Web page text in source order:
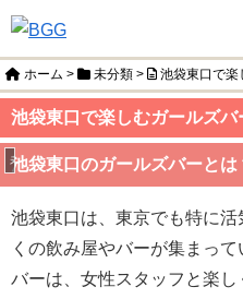
ホーム > 未分類 > 池袋東口で楽
池袋東口で楽しむガールズ
未分類
池袋東口のガールズバーとは
池袋東口は、東京でも特に
くの飲み屋やバーが集まっ
バーは、女性スタッフと楽